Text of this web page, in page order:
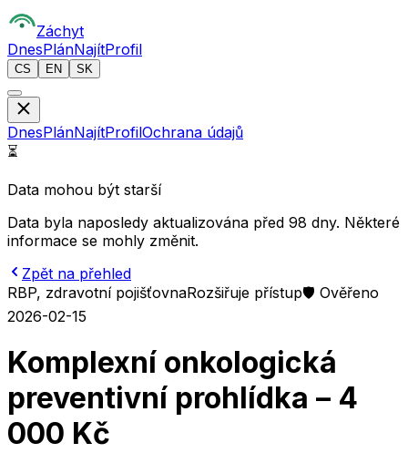
Záchyt
DnesPlánNajítProfil
CS EN SK
DnesPlánNajítProfilOchrana údajů
⏳
Data mohou být starší
Data byla naposledy aktualizována před 98 dny. Některé
informace se mohly změnit.
Zpět na přehled
RBP, zdravotní pojišťovnaRozšiřuje přístup🛡️ Ověřeno
2026-02-15
Komplexní onkologická
preventivní prohlídka – 4
000 Kč